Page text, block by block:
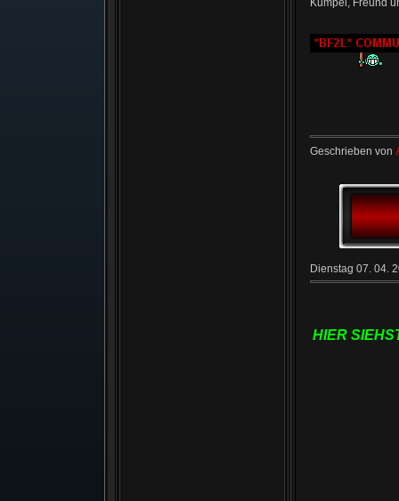
Kumpel, Freund
Geschrieben von
Dienstag 07. 04.
HIER